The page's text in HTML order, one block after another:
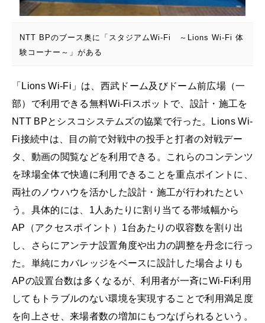
NTT BPのブース奥に「スタジアムWi-Fi ～Lions Wi-Fi 体
験コーナー～」がある
「Lions Wi-Fi」は、西武ドーム及びドーム前広場（一
部）で利用できる無料Wi-Fiスポットで、設計・施工を
NTT BPとシスコシステムズの協業で行った。Lions Wi-
Fi接続中は、目の前で対戦中の投手と打者の対戦デー
タ、動画の閲覧などを利用できる。これらのコンテンツ
を球場全体で快適に利用できることを重点ポイントに、
両社のノウハウを活かした設計・施工が行われたとい
う。具体的には、1人あたりに割り当てる帯域幅から
AP（アクセスポイント）1台あたりの収容数を割り出
し、さらにアンテナ設置角度や出力の調整を丹念に行っ
た。単純にカバレッジをベースに設計した場合よりも
APの設置台数は多くなるが、利用者が一斉にWi-Fi利用
してもトラブルのない環境を実現することで利用満足度
を向上させ、来場者数の増加にもつなげられるという。